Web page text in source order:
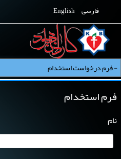
فارسی English
فرم استخدام
نام